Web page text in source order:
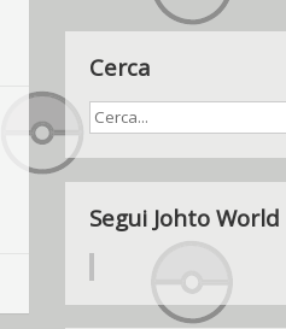
Cerca
Segui Johto World